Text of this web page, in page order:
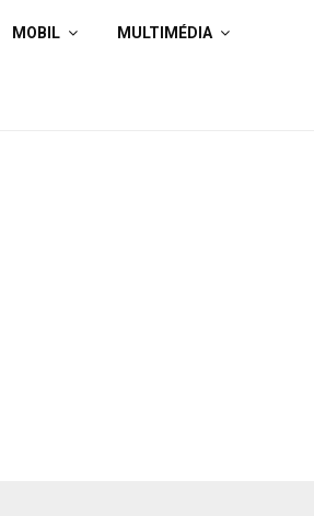
MOBIL MULTIMÉDIA